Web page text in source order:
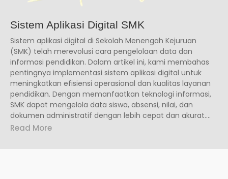
Sistem Aplikasi Digital SMK
Sistem aplikasi digital di Sekolah Menengah Kejuruan
(SMK) telah merevolusi cara pengelolaan data dan
informasi pendidikan. Dalam artikel ini, kami membahas
pentingnya implementasi sistem aplikasi digital untuk
meningkatkan efisiensi operasional dan kualitas layanan
pendidikan. Dengan memanfaatkan teknologi informasi,
SMK dapat mengelola data siswa, absensi, nilai, dan
dokumen administratif dengan lebih cepat dan akurat....
Read More